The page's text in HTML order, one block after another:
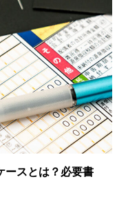
ースとは？必要書